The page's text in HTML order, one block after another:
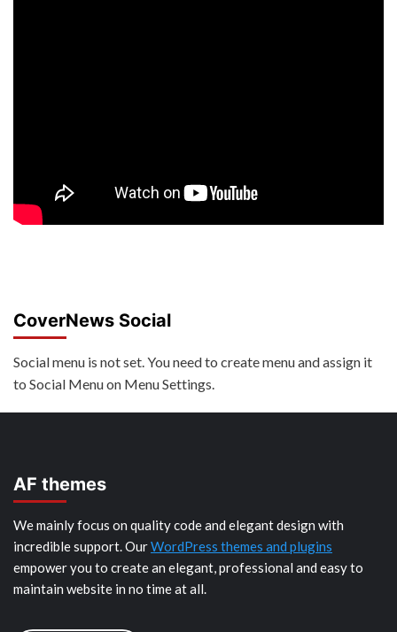
CoverNews Social
Social menu is not set. You need to create menu and assign it
to Social Menu on Menu Settings.
AF themes
We mainly focus on quality code and elegant design with
incredible support. OurWordPress themes and plugins
empower you to create an elegant, professional and easy to
maintain website in no time at all.